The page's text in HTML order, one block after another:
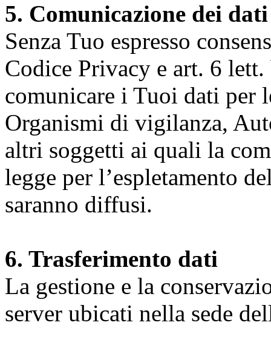
5. Comunicazione dei dati
Senza Tuo espresso
Codice Privacy e art. 6
comunicare i Tuoi dati per
Organismi di vigilanza,
altri soggetti ai quali la
legge per l’espletamento
saranno diffusi.
6. Trasferimento dati
La gestione e la
server ubicati nella sede